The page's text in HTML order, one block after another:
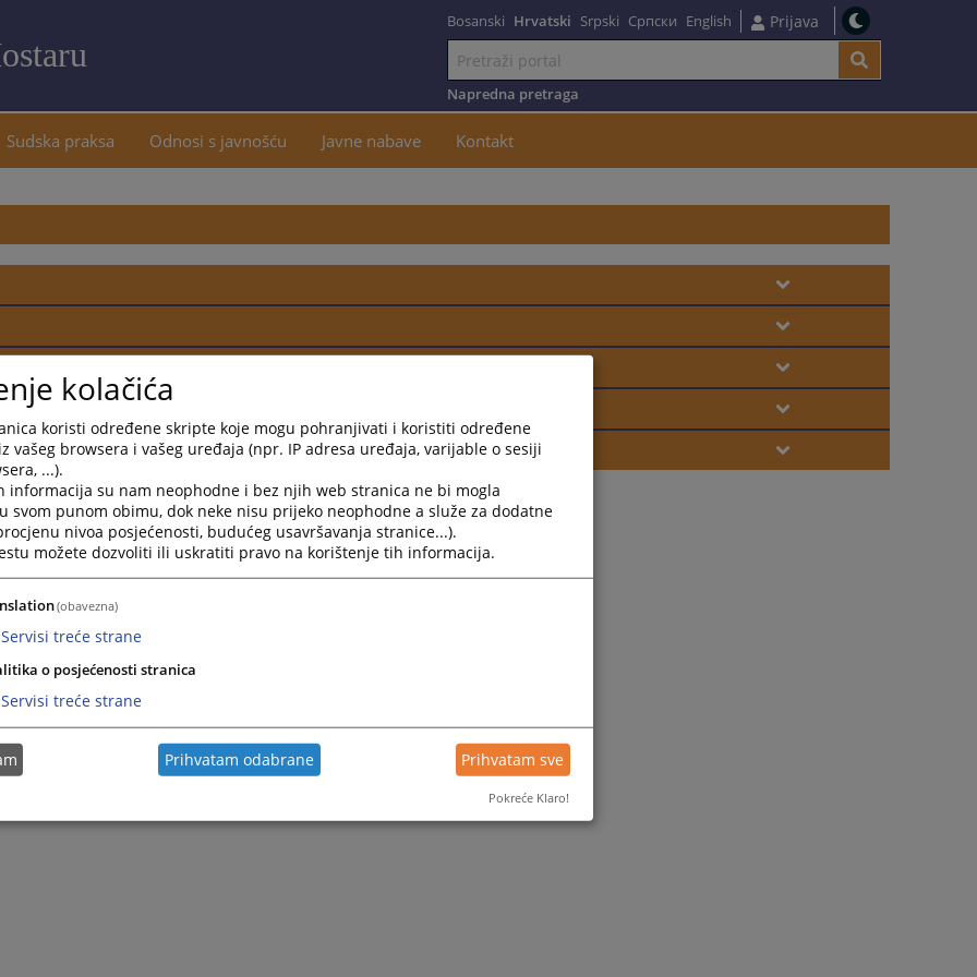
sadržaj
Bosanski Hrvatski Srpski Српски English Prijava
Napredna pretraga
Sudska praksa Odnosi s javnošću Javne nabave Kontakt
upravnika i procjenitelja
kolačića
koristi određene skripte koje mogu pohranjivati i koristiti određene
vašeg browsera i vašeg uređaja (npr. IP adresa uređaja, varijable o sesiji
...).
informacija su nam neophodne i bez njih web stranica ne bi mogla
svom punom obimu, dok neke nisu prijeko neophodne a služe za dodatne
nivoa posjećenosti, budućeg usavršavanja stranice...).
možete dozvoliti ili uskratiti pravo na korištenje tih informacija.
(obavezna)
Servisi treće strane
o posjećenosti stranica
Servisi treće strane
Prihvatam odabrane Prihvatam sve
Pokreće Klaro!